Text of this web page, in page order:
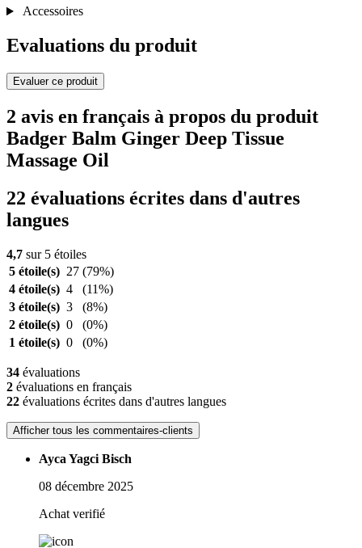
Accessoires
Evaluations du produit
Evaluer ce produit
2 avis en français à propos du produit
Badger Balm Ginger Deep Tissue
Massage Oil
22 évaluations écrites dans d'autres
langues
4,7 sur 5 étoiles
5 étoile(s) 27 (79%)
4 étoile(s) 4
(11%)
3 étoile(s) 3
(8%)
2 étoile(s) 0
(0%)
1 étoile(s) 0 (0%)
34 évaluations
2 évaluations en français
22 évaluations écrites dans d'autres langues
Afficher tous les commentaires-clients
Ayca Yagci Bisch
08 décembre 2025
Achat verifié